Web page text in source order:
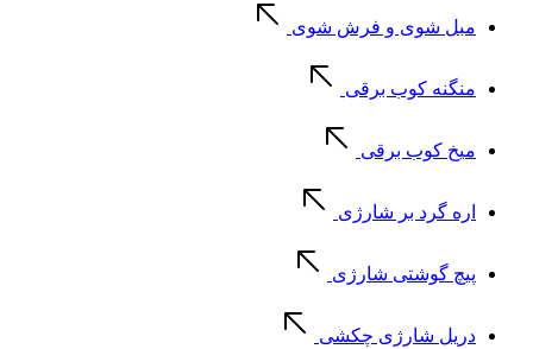
مبل شوی و فرش شوی
منگنه کوب برقی
میخ کوب برقی
اره گرد بر شارژی
پیچ گوشتی شارژی
دریل شارژی چکشی